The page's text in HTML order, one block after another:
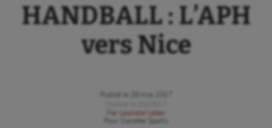
HANDBALL : L’APH
vers Nice
Publié le
26 mai 2017
Par
Leandre Leber
Gazette Sports